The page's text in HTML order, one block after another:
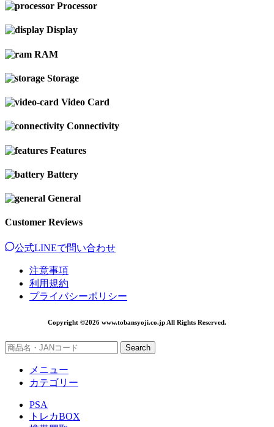
Processor
Display
RAM
Storage
Video Card
Connectivity
Features
Battery
General
Customer Reviews
公式LINEで問い合わせ
注意事項
利用規約
プライバシーポリシー
Copyright ©2026 www.tobansyoji.co.jp All Rights Reserved.
Search
メニュー
カテゴリー
PSA
トレカBOX